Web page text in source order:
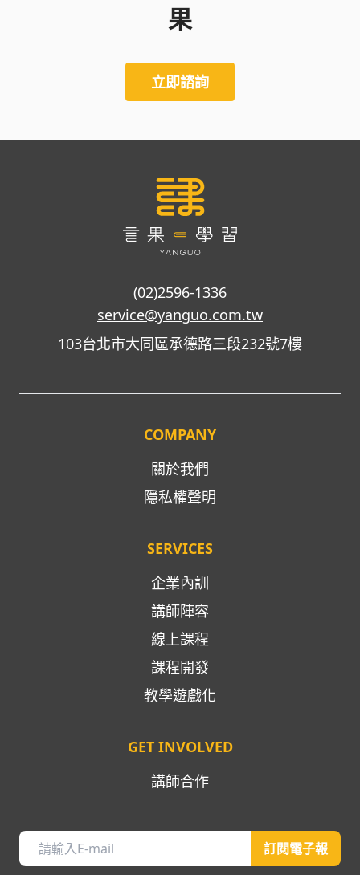
果
立即諮詢
(02)2596-1336
service@yanguo.com.tw
103台北市大同區承德路三段232號7樓
COMPANY
關於我們
隱私權聲明
SERVICES
企業內訓
講師陣容
線上課程
課程開發
教學遊戲化
GET INVOLVED
講師合作
訂閱電子報